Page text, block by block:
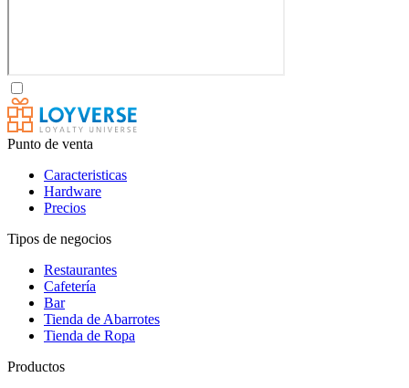
Punto de venta
Caracteristicas
Hardware
Precios
Tipos de negocios
Restaurantes
Cafetería
Bar
Tienda de Abarrotes
Tienda de Ropa
Productos